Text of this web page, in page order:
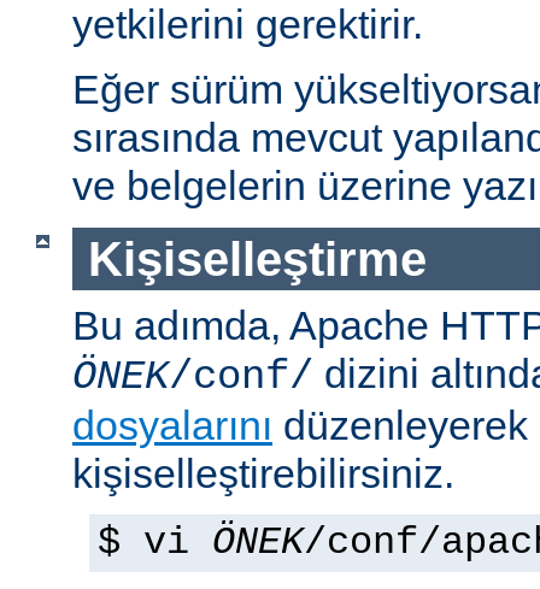
yetkilerini gerektirir.
Eğer sürüm
sırasında mevcut
ve belgelerin üzerine
Kişiselleştirme
Bu adımda, Apache
ÖNEK/conf/ dizini
dosyalarını düzenleyerek
kişiselleştirebilirsiniz.
$ vi ÖNEK/conf/